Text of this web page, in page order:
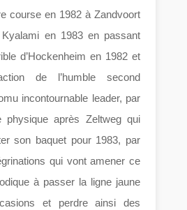
course en 1982 à Zandvoort
Kyalami en 1983 en passant
d’Hockenheim en 1982 et
de l’humble second
incontournable leader, par
physique après Zeltweg qui
son baquet pour 1983, par
qui vont amener ce
à passer la ligne jaune
et perdre ainsi des